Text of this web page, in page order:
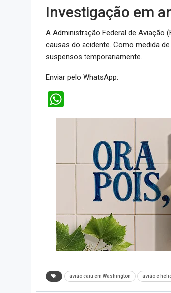
Investigação em
A Administração Federal de Aviação
causas do acidente. Como medida
suspensos temporariamente.
Enviar pelo WhatsApp:
avião caiu em Washington avião e